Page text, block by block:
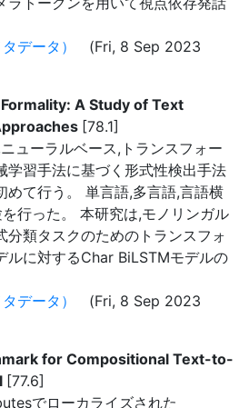
データ）
(Fri, 8 Sep 2023
A Study of Text
[78.1]
ューラルベース,トランスフォー
学習手法に基づく形式性検出手法
めて行う。 単言語,多言語,言語横
行った。 本研究は,モノリンガル
分類タスクのためのトランスフォ
ルに対するChar BiLSTMモデルの
データ）
(Fri, 8 Sep 2023
for Compositional Text-to-
[77.6]
でローカライズされた